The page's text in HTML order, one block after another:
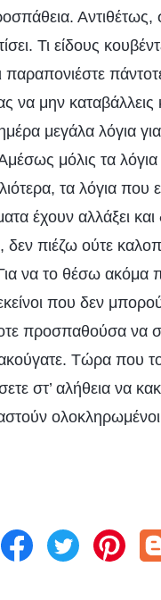
Τι είδους
παραπονιέστε
να μην
μεγάλα λόγια
μόλις τα
τα λόγια που
έχουν αλλάξει και
δεν πιέζω ούτε
να το θέσω ακόμα
που δεν
προσπαθούσα να
Τώρα που το
στ’ αλήθεια να